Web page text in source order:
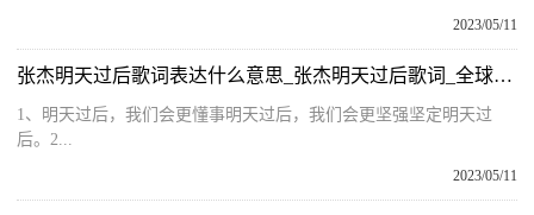
2023/05/11
张杰明天过后歌词表达什么意思_张杰明天过后歌词_全球播资讯
1、明天过后，我们会更懂事明天过后，我们会更坚强坚定明天过
后。2...
2023/05/11